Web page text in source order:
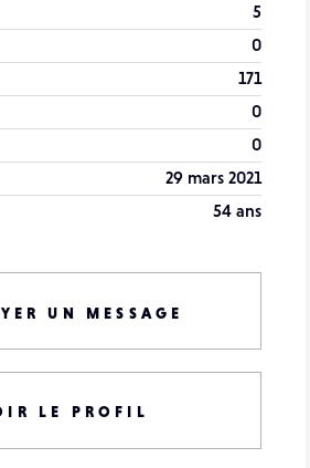
5
0
171
0
0
29 mars 2021
54 ans
UN MESSAGE
LE PROFIL